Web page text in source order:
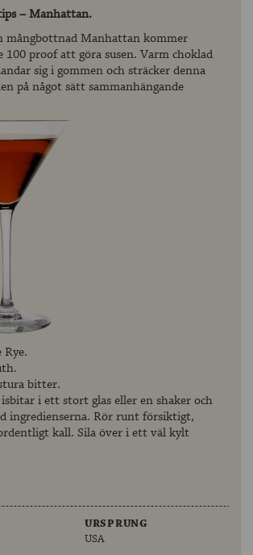
– Manhattan.
mångbottnad Manhattan kommer
100 proof att göra susen. Varm choklad
sig i gommen och sträcker denna
på något sätt sammanhängande
bitter.
i ett stort glas eller en shaker och
ingredienserna. Rör runt försiktigt,
kall. Sila över i ett väl kylt
URSPRUNG
USA